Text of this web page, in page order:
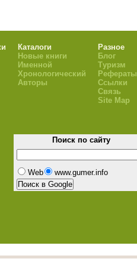
Каталоги
Новые книги
Именной
Хронологический
Авторы
Разное
Блог
Туризм
Рефераты
Ссылки
Связь
Site Map
Поиск по сайту
Web www.gumer.info